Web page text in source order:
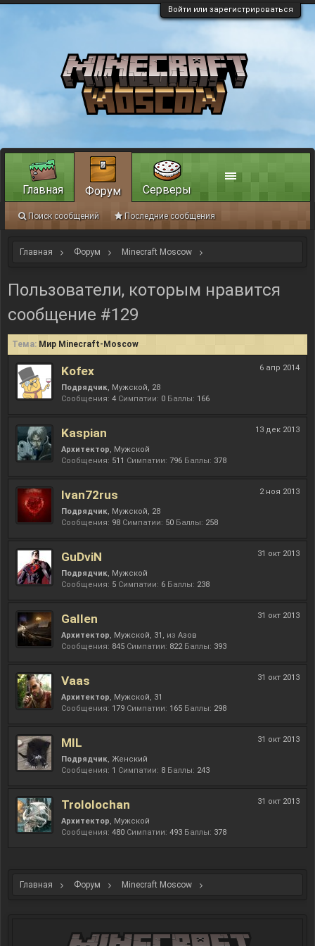
Войти или зарегистрироваться
Главная Форум Minecraft Moscow
Пользователи, которым нравится
сообщение #129
Тема: Мир Minecraft-Moscow
6 апр 2014
Kofex
Подрядчик, Мужской, 28
Сообщения: 4 Симпатии: 0 Баллы: 166
13 дек 2013
Kaspian
Архитектор, Мужской
Сообщения: 511 Симпатии: 796 Баллы: 378
2 ноя 2013
Ivan72rus
Подрядчик, Мужской, 28
Сообщения: 98 Симпатии: 50 Баллы: 258
31 окт 2013
GuDviN
Подрядчик, Мужской
Сообщения: 5 Симпатии: 6 Баллы: 238
31 окт 2013
Gallen
Архитектор, Мужской, 31, из Азов
Сообщения: 845 Симпатии: 822 Баллы: 393
31 окт 2013
Vaas
Архитектор, Мужской, 31
Сообщения: 179 Симпатии: 165 Баллы: 298
31 окт 2013
MIL
Подрядчик, Женский
Сообщения: 1 Симпатии: 8 Баллы: 243
31 окт 2013
Trololochan
Архитектор, Мужской
Сообщения: 480 Симпатии: 493 Баллы: 378
Главная Форум Minecraft Moscow
Главная Форум
Поиск сообщений Последние сообщения
Серверы